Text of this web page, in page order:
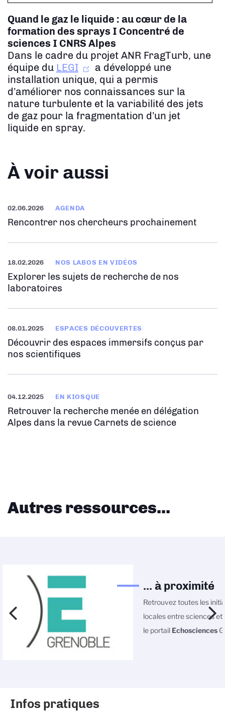
Quand le gaz le liquide : au cœur de la
formation des sprays I Concentré de
sciences I CNRS Alpes
Dans le cadre du projet ANR FragTurb, une
équipe du LEGI
a développé une
installation unique, qui a permis
d’améliorer nos connaissances sur la
nature turbulente et la variabilité des jets
de gaz pour la fragmentation d’un jet
liquide en spray.
À voir aussi
02.06.2026 AGENDA
Rencontrer nos chercheurs prochainement
18.02.2026 NOS LABOS EN VIDÉOS
Explorer les sujets de recherche de nos
laboratoires
08.01.2025 ESPACES DÉCOUVERTES
Découvrir des espaces immersifs conçus par
nos scientifiques
04.12.2025 EN KIOSQUE
Retrouver la recherche menée en délégation
Alpes dans la revue Carnets de science
Autres ressources...
... à proximité
Retrouvez toutes les
locales entre sciences et
le portail Echosciences
Infos pratiques